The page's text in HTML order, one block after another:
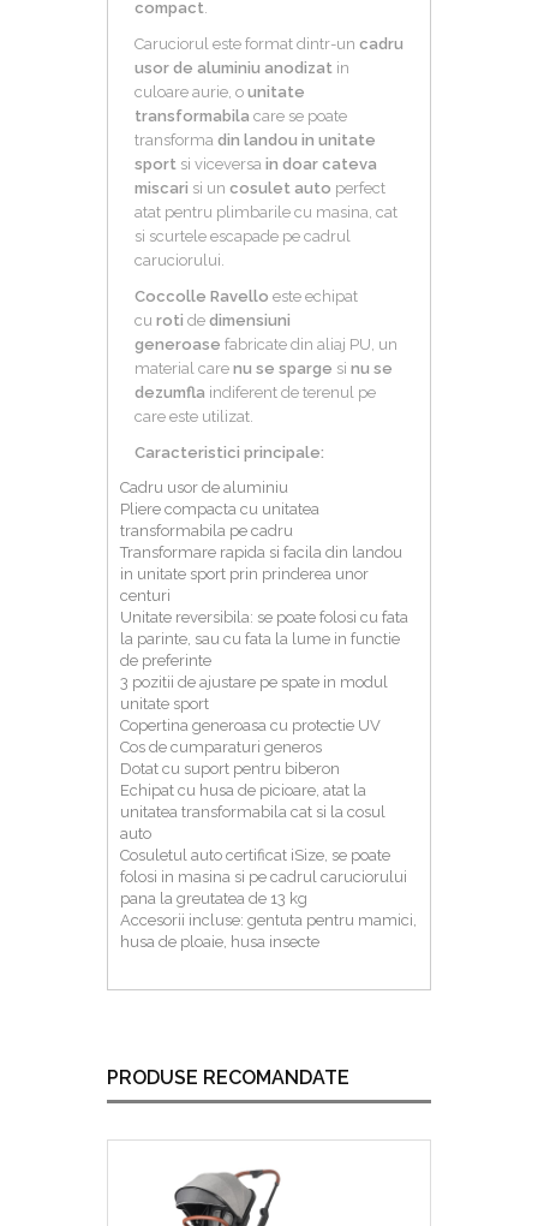
compact
Caruciorul este format dintr-un cadru
usor de aluminiu anodizat in
culoare aurie, o unitate
transformabila care se poate
transforma din landou in unitate
sport si viceversa in doar cateva
miscari si un cosulet auto perfect
atat pentru plimbarile cu masina, cat
si scurtele escapade pe cadrul
caruciorului.
Coccolle Ravello este echipat
cu roti de dimensiuni
generoase fabricate din aliaj PU, un
material care nu se sparge si nu se
dezumfla indiferent de terenul pe
care este utilizat.
Caracteristici principale:
Cadru usor de aluminiu
Pliere compacta cu unitatea
transformabila pe cadru
Transformare rapida si facila din landou
in unitate sport prin prinderea unor
centuri
Unitate reversibila: se poate folosi cu fata
la parinte, sau cu fata la lume in functie
de preferinte
3 pozitii de ajustare pe spate in modul
unitate sport
Copertina generoasa cu protectie UV
Cos de cumparaturi generos
Dotat cu suport pentru biberon
Echipat cu husa de picioare, atat la
unitatea transformabila cat si la cosul
auto
Cosuletul auto certificat iSize, se poate
folosi in masina si pe cadrul caruciorului
pana la greutatea de 13 kg
Accesorii incluse: gentuta pentru mamici,
husa de ploaie, husa insecte
PRODUSE RECOMANDATE